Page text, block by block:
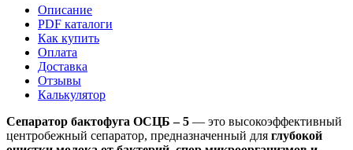
Описание
PDF каталоги
Как купить
Оплата
Доставка
Отзывы
Калькулятор
Сепаратор бактофуга ОСЦБ – 5 — это высокоэффективный
центробежный сепаратор, предназначенный для глубокой